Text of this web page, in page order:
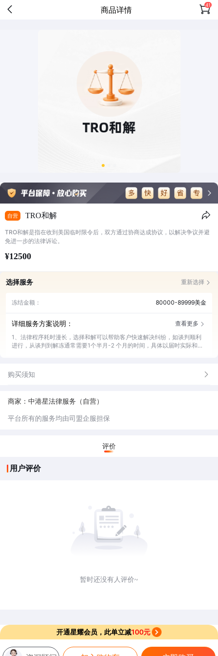
商品详情 41
自营 TRO和解
TRO和解是指在收到美国临时限令后，双方通过协商达成协议，以解决争议并避
免进一步的法律诉讼。
¥12500
选择服务 重新选择
冻结金额： 80000-89999美金
详细服务方案说明：
查看更多
1、法律程序耗时漫长，选择和解可以帮助客户快速解决纠纷，如谈判顺利
进行，从谈判到解冻通常需要1个半月-2 个月的时间，具体以届时实际和解
势，客户用更低的价格，可获得相同的服务质量；
3、尽最大的可能帮助客户以预期和解金额谈判，指引客户签署英文和解协
程序，能提供准确的法律意见。同时国外律所一般不与个别被告直接谈判，
5、如客户单方面决定不和解的或和解不成功的，我司可退还50%费用。
购买须知
商家：中港星法律服务（自营）
平台所有的服务均由司盟企服担保
评价
用户评价
暂时还没有人评价~
开通星耀会员，此单立减100元